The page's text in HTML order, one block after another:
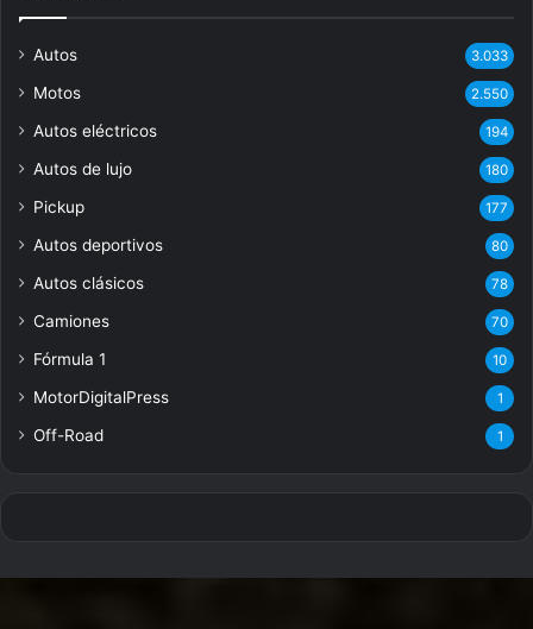
Autos 3.033
Motos 2.550
Autos eléctricos 194
Autos de lujo 180
Pickup 177
Autos deportivos 80
Autos clásicos 78
Camiones 70
Fórmula 1 10
MotorDigitalPress 1
Off-Road 1